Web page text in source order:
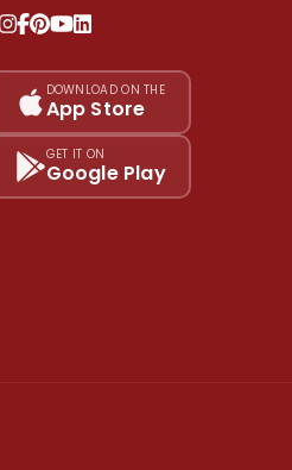
DOWNLOAD ON THE
App Store
GET IT ON
Google Play